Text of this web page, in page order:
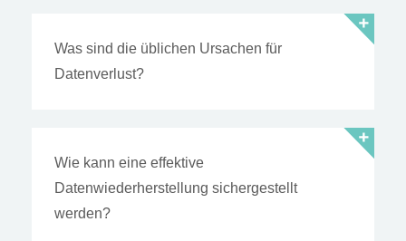
Was sind die üblichen Ursachen für
Datenverlust?
Wie kann eine effektive
Datenwiederherstellung sichergestellt
werden?